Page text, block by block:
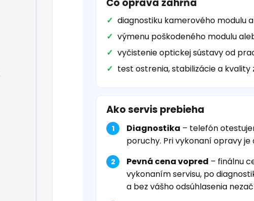
Čo oprava zahŕňa
diagnostiku kamerového modulu
výmenu poškodeného modulu
vyčistenie optickej sústavy od
test ostrenia, stabilizácie a kvality
Ako servis prebieha
Diagnostika – telefón
poruchy. Pri vykonaní opravy je
Pevná cena vopred – finálnu
vykonaním servisu, po
a bez vášho odsúhlasenia